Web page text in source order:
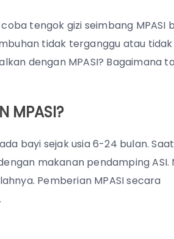
coba tengok gizi seimbang MPASI
tidak terganggu atau tidak
dengan MPASI? Bagaimana
MPASI?
bayi sejak usia 6-24 bulan. Saat
makanan pendamping ASI.
Pemberian MPASI secara